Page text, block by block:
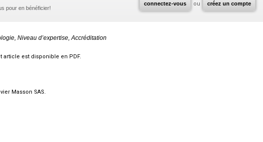
connectez-vous ou créez un compte
pour en bénéficier!
Niveau d’expertise, Accréditation
article est disponible en PDF.
Masson SAS.